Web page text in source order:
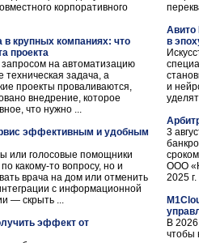
корпоративного
в крупных компаниях: что
проекта
запросом на автоматизацию
техническая задача, а
проекты проваливаются,
внедрение, которое
что нужно ...
эффективным и удобным
или голосовые помощники
какому-то вопросу, но и
врача на дом или отменить
с информационной
— скрыть ...
эффект от
Авито
в
и
3
ООО
2025
В
чтобы